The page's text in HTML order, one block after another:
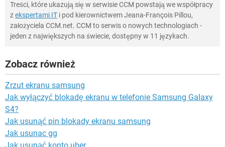
Treści, które ukazują się w serwisie CCM powstają we współpracy
zekspertami IT i pod kierownictwem Jeana-François Pillou,
założyciela CCM.net. CCM to serwis o nowych technologiach -
jeden z największych na świecie, dostępny w 11 językach.
Zobacz również
Zrzut ekranu samsung
Jak wyłączyć blokadę ekranu w telefonie Samsung Galaxy
S4?
Jak usunąć pin blokady ekranu samsung
Jak usunac gg